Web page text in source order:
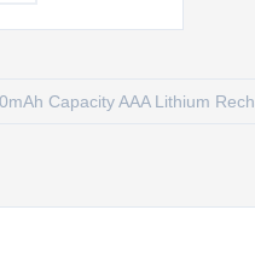
Capacity AAA Lithium